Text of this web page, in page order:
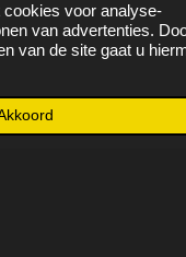
voor analyse-
van advertenties.
van de site gaat u